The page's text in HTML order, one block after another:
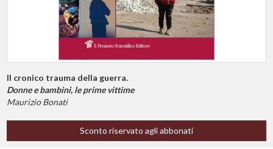
Il cronico trauma della guerra.
Donne e bambini, le prime vittime
Maurizio Bonati
Sconto riservato agli abbonati